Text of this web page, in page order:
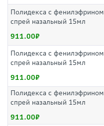
Полидекса с фенилэфрином
спрей назальный 15мл
911.00
Полидекса с фенилэфрином
спрей назальный 15мл
911.00
Полидекса с фенилэфрином
спрей назальный 15мл
911.00